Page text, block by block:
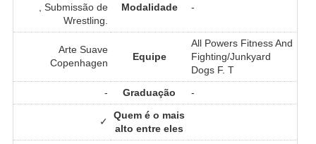
, Submissão de
Wrestling.
Modalidade -
Arte Suave
Copenhagen
Equipe
All Powers Fitness And
Fighting/Junkyard
Dogs F. T
-
Graduação -
✓
Quem é o mais
alto entre eles